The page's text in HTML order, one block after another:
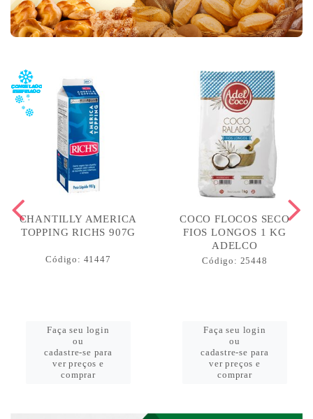
CHANTILLY AMERICA
TOPPING RICHS 907G
Código: 41447
Faça seu login
ou
cadastre-se para
ver preços e
comprar
COCO FLOCOS SECO
FIOS LONGOS 1 KG
ADELCO
Código: 25448
Faça seu login
ou
cadastre-se para
ver preços e
comprar